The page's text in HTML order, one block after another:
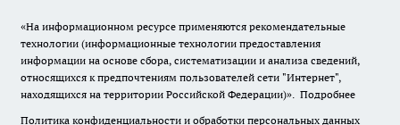
«На информационном ресурсе применяются рекомендательные
технологии (информационные технологии предоставления
информации на основе сбора, систематизации и анализа сведений,
относящихся к предпочтениям пользователей сети "Интернет",
находящихся на территории Российской Федерации)». Подробнее
Политика конфиденциальности и обработки персональных данных